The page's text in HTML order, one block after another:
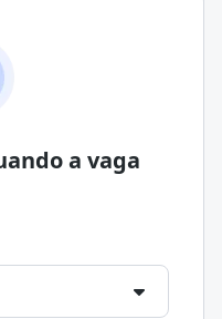
a vaga